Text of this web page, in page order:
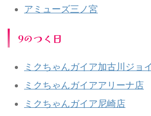
アミューズ三ノ宮
9のつく日
ミクちゃんガイア加古川ジョ
ミクちゃんガイアアリーナ店
ミクちゃんガイア尼崎店